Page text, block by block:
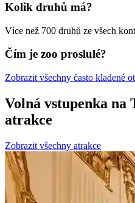
Kolik druhů má?
Více než 700 druhů ze všech
Čím je zoo proslulé?
Zobrazit všechny často kladené
Volná vstupenka na
atrakce
Zobrazit všechny atrakce